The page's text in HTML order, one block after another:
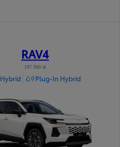
RAV4
197 900 zł
Hybrid Plug-In Hybrid